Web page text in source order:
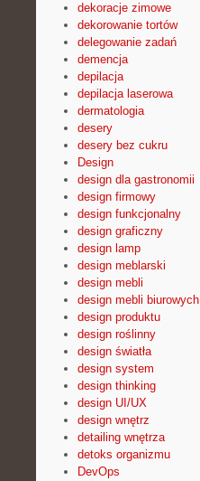
dekoracje zimowe
dekorowanie tortów
delegowanie zadań
demencja
depilacja
depilacja laserowa
dermatologia
desery
desery bez cukru
Design
design dla gastronomii
design firmowy
design funkcjonalny
design graficzny
design lamp
design meblarski
design mebli
design mebli biurowych
design produktu
design roślinny
design światła
design system
design thinking
design UI/UX
design wnętrz
detailing wnętrza
detoks organizmu
DevOps